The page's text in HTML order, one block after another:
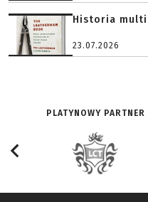
Historia
23.07.2026
PLATYNOWY PARTNER